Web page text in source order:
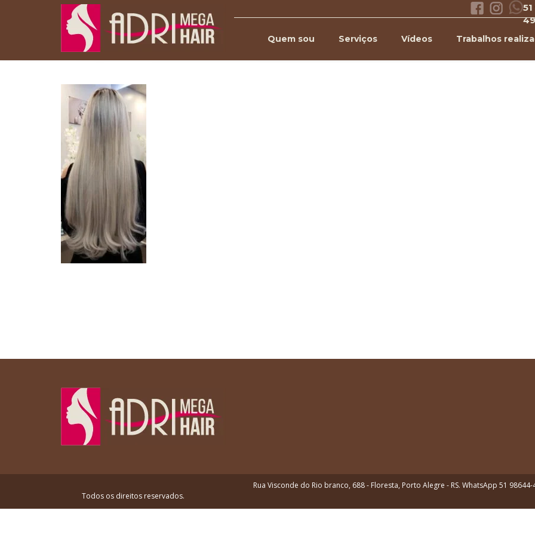
Quem sou Serviços Vídeos Trabalhos
Rua Visconde do Rio branco, 688 - Floresta, Porto Alegre - RS. WhatsApp 51 98644-
Todos os direitos reservados.